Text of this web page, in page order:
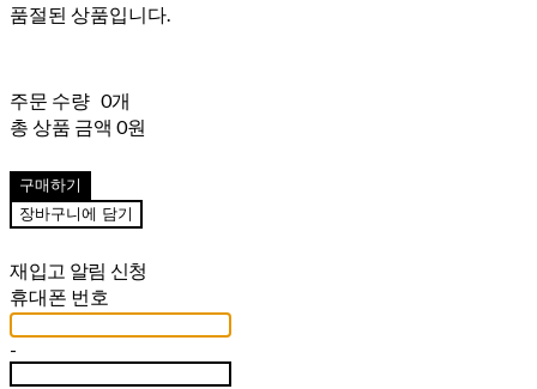
품절된 상품입니다.
주문 수량 0개
총 상품 금액 0원
구매하기
장바구니에 담기
재입고 알림 신청
휴대폰 번호
-